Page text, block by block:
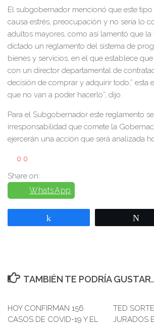
El subgobernador mencionó que este
causa estrés, preocupación y no sería lo
adultos mayores, como así lamentó que
dictado un reglamento del sistema de
bienes y servicios, en el que establece
con un director departamental de
decisión de comprar y adquirir todo,” esta
que no van a poder hacerlo”, dijo.
Para el Subgobernador este reglamento
irresponsabilidad que comete la
ejercerán una acción que será analizada
0 0
Share on:
WhatsApp
TAMBIÉN TE PODRÍA
HOY CONFIRMAN 156
CASOS DE COVID-19 Y EL
TED
JURADOS